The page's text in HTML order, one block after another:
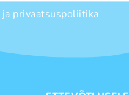
ja privaatsuspoliitika